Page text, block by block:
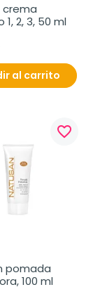
crema
2, 3, 50 ml
al carrito
favorite_border
pomada
100 ml